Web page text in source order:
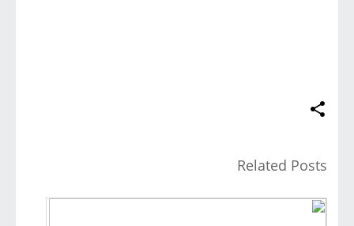
Related Posts